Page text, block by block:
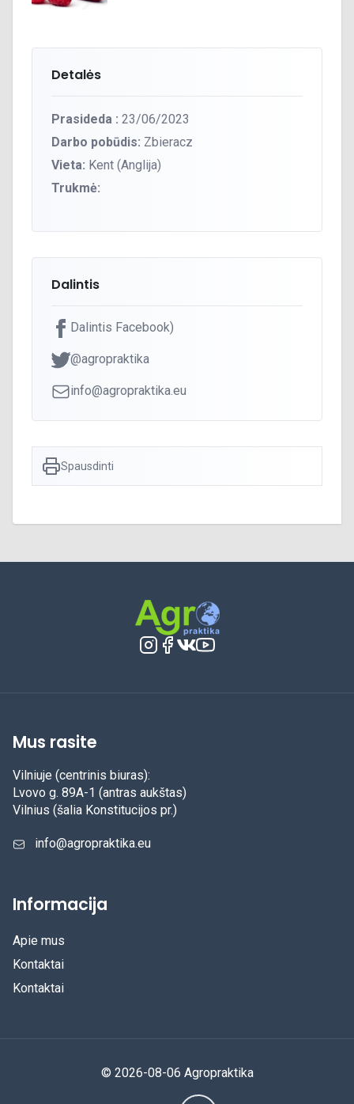
Detalės
Prasideda : 23/06/2023
Darbo pobūdis: Zbieracz
Vieta: Kent (Anglija)
Trukmė:
Dalintis
Dalintis Facebook)
@agropraktika
info@agropraktika.eu
Spausdinti
Mus rasite
Vilniuje (centrinis biuras):
Lvovo g. 89A-1 (antras aukštas)
Vilnius (šalia Konstitucijos pr.)
info@agropraktika.eu
Informacija
Apie mus
Kontaktai
Kontaktai
© 2026-08-06 Agropraktika